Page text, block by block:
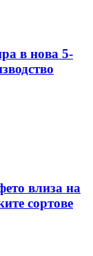
в нова 5-
влиза на
сортове